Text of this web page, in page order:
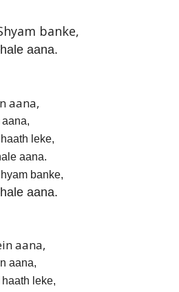
banke,
aana.
aana,
leke,
aana.
banke,
aana.
aana,
aana,
leke,